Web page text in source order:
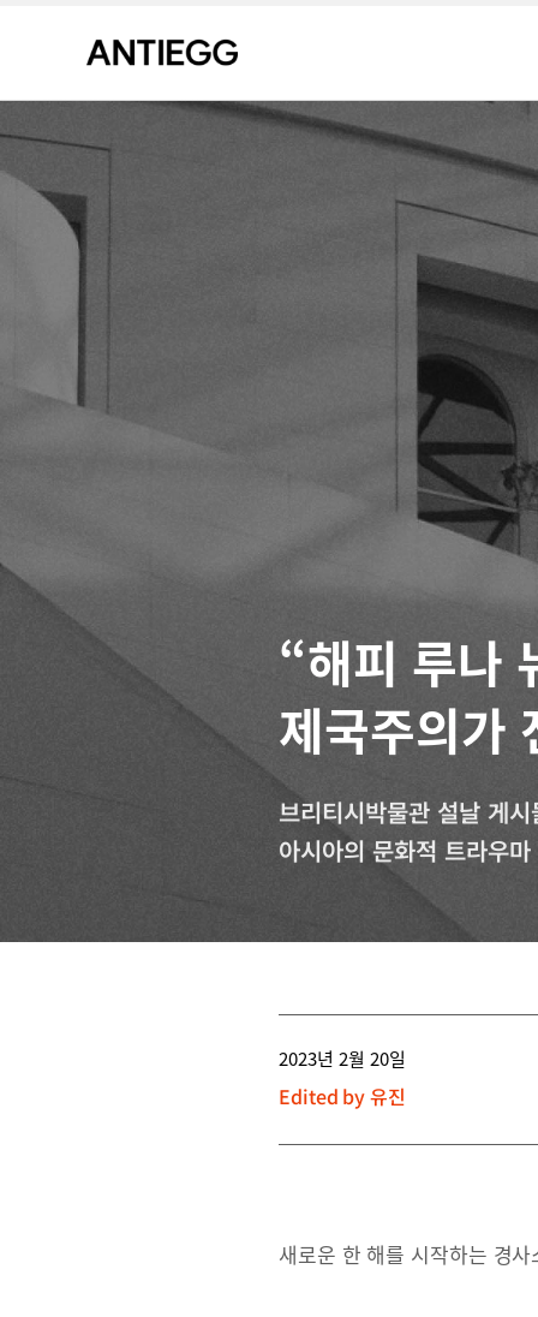
“해피 루나
제국주의가
브리티시박물관 설날 게
아시아의 문화적 트라우마
2023년 2월 20일
Edited by유진
새로운 한 해를 시작하는 경